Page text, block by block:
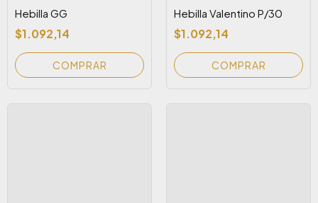
Hebilla GG
$1.092,14
Hebilla Valentino P/30
$1.092,14